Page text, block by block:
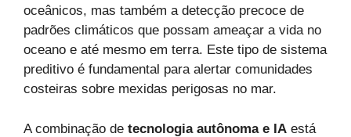
oceânicos, mas também a detecção precoce de
padrões climáticos que possam ameaçar a vida no
oceano e até mesmo em terra. Este tipo de sistema
preditivo é fundamental para alertar comunidades
costeiras sobre mexidas perigosas no mar.
A combinação de tecnologia autônoma e IA está